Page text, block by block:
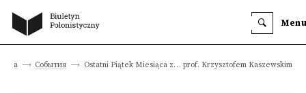
Menu
События Ostatni Piątek Miesiąca z… prof. Krzysztofem Kaszewskim